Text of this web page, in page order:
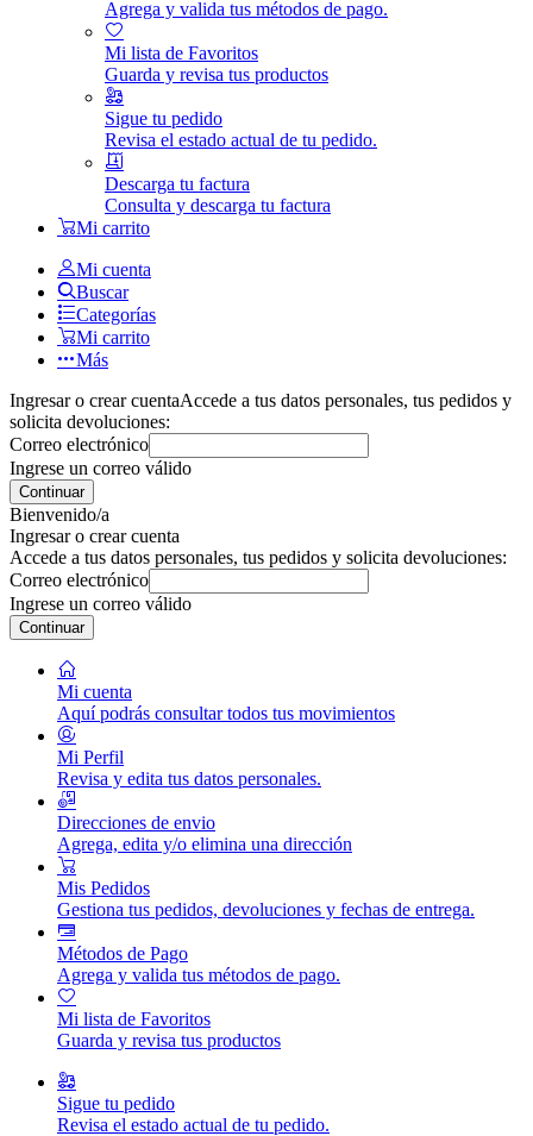
Agrega y valida tus métodos de pago.
Mi lista de Favoritos
Guarda y revisa tus productos
Sigue tu pedido
Revisa el estado actual de tu pedido.
Descarga tu factura
Consulta y descarga tu factura
Mi carrito
Mi cuenta
Buscar
Categorías
Mi carrito
Más
Ingresar o crear cuentaAccede a tus datos personales, tus pedidos y
solicita devoluciones:
Correo electrónico
Ingrese un correo válido
Continuar
Bienvenido/a
Ingresar o crear cuenta
Accede a tus datos personales, tus pedidos y solicita devoluciones:
Correo electrónico
Ingrese un correo válido
Continuar
Mi cuenta
Aquí podrás consultar todos tus movimientos
Mi Perfil
Revisa y edita tus datos personales.
Direcciones de envio
Agrega, edita y/o elimina una dirección
Mis Pedidos
Gestiona tus pedidos, devoluciones y fechas de entrega.
Métodos de Pago
Agrega y valida tus métodos de pago.
Mi lista de Favoritos
Guarda y revisa tus productos
Sigue tu pedido
Revisa el estado actual de tu pedido.